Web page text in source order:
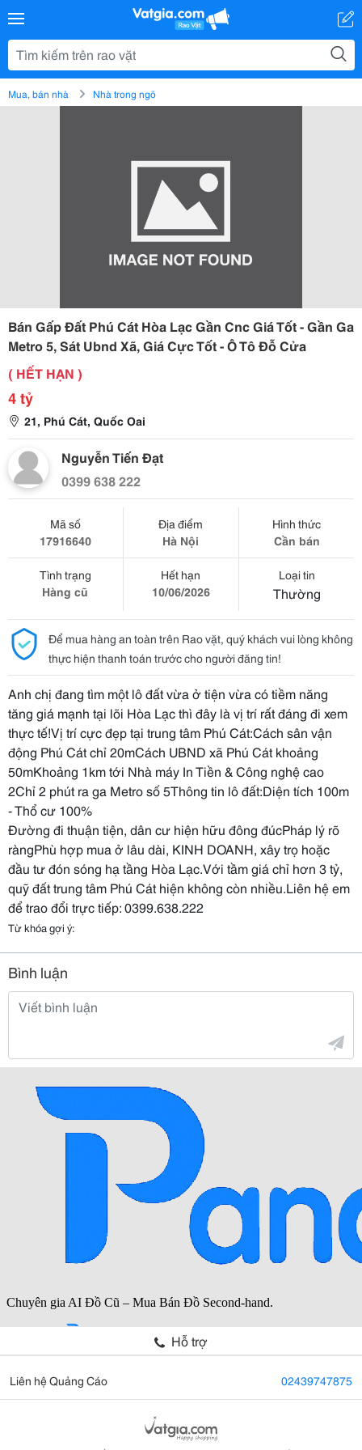
Mua, bán nhà Nhà trong ngõ
Bán Gấp Đất Phú Cát Hòa Lạc Gần Cnc Giá Tốt - Gần Ga
Metro 5, Sát Ubnd Xã, Giá Cực Tốt - Ô Tô Đỗ Cửa
( HẾT HẠN )
4 tỷ
21, Phú Cát, Quốc Oai
Nguyễn Tiến Đạt
0399 638 222
Mã số
17916640
Địa điểm
Hà Nội
Hình thức
Cần bán
Tình trạng
Hàng cũ
Hết hạn
10/06/2026
Loại tin
Thường
Để mua hàng an toàn trên Rao vặt, quý khách vui lòng không
thực hiện thanh toán trước cho người đăng tin!
Anh chị đang tìm một lô đất vừa ở tiện vừa có tiềm năng
tăng giá mạnh tại lõi Hòa Lạc thì đây là vị trí rất đáng đi xem
thực tế!Vị trí cực đẹp tại trung tâm Phú Cát:Cách sân vận
động Phú Cát chỉ 20mCách UBND xã Phú Cát khoảng
50mKhoảng 1km tới Nhà máy In Tiền & Công nghệ cao
2Chỉ 2 phút ra ga Metro số 5Thông tin lô đất:Diện tích 100m
- Thổ cư 100%
Đường đi thuận tiện, dân cư hiện hữu đông đúcPháp lý rõ
ràngPhù hợp mua ở lâu dài, KINH DOANH, xây trọ hoặc
đầu tư đón sóng hạ tầng Hòa Lạc.Với tầm giá chỉ hơn 3 tỷ,
quỹ đất trung tâm Phú Cát hiện không còn nhiều.Liên hệ em
để trao đổi trực tiếp: 0399.638.222
Từ khóa gợi ý:
Bình luận
Hỗ trợ
Liên hệ Quảng Cáo 02439747875